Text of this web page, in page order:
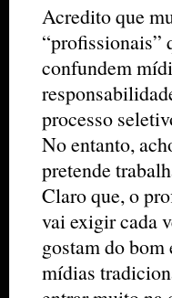
Acredito que
“profissionais”
confundem
processo
No entanto,
pretende
Claro que, o
vai exigir cada
gostam do
mídias